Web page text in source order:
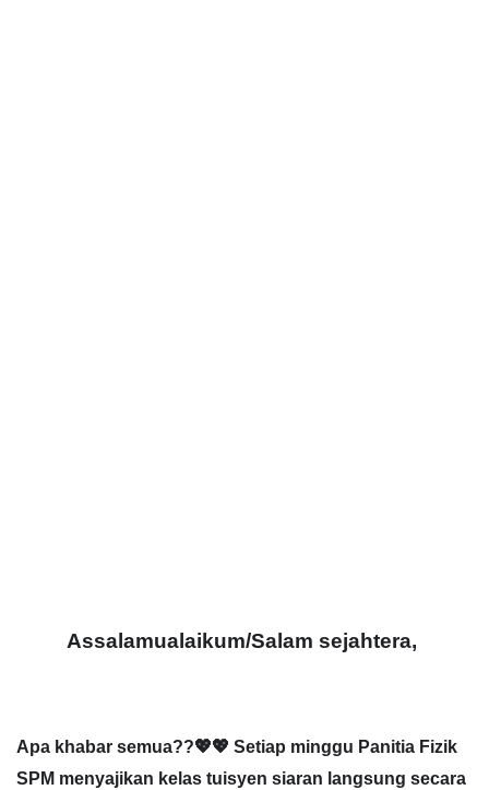
Assalamualaikum/Salam sejahtera,
Apa khabar semua??💖💖 Setiap minggu Panitia Fizik
SPM menyajikan kelas tuisyen siaran langsung secara